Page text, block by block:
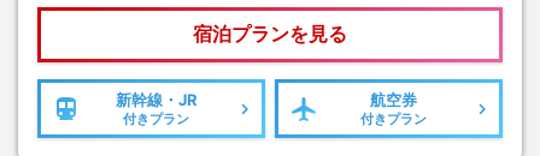
宿泊プランを見る
新幹線・JR
付きプラン
航空券
付きプラン